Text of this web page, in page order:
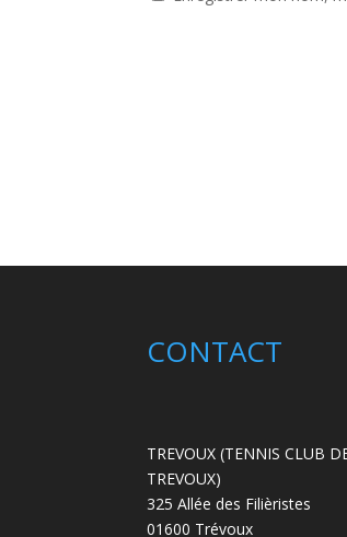
CONTACT
TREVOUX (TENNIS CLUB
TREVOUX)
325 Allée des Filièristes
01600 Trévoux